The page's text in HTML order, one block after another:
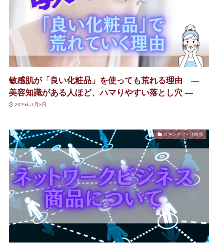
敏感肌が「良い化粧品」を使っても荒れる理由 —
美容知識がある人ほど、ハマりやすい落とし穴 —
2026年1月3日
スキンケア・化粧品